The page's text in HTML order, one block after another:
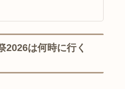
2026は何時に行く